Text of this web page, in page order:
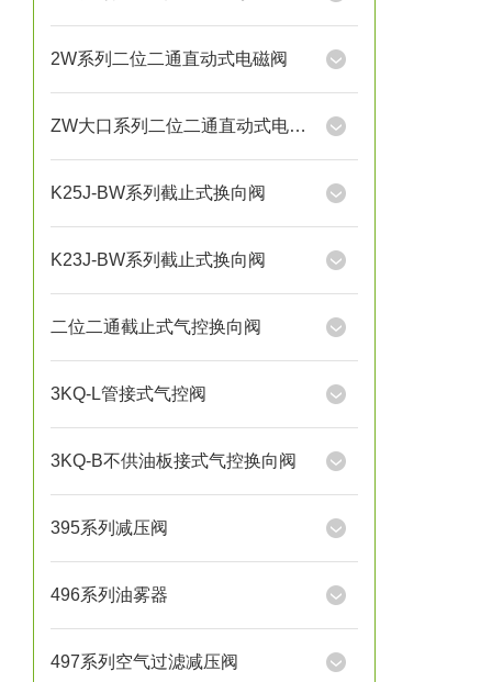
2W系列二位二通直动式电磁阀
ZW大口系列二位二通直动式电磁阀
K25J-BW系列截止式换向阀
K23J-BW系列截止式换向阀
二位二通截止式气控换向阀
3KQ-L管接式气控阀
3KQ-B不供油板接式气控换向阀
395系列减压阀
496系列油雾器
497系列空气过滤减压阀